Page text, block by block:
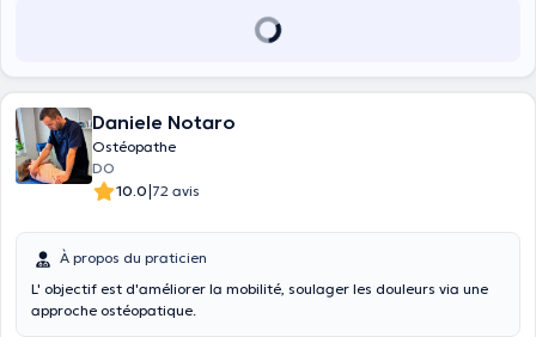
Daniele Notaro
Ostéopathe
DO
10.0|72 avis
À propos du praticien
L' objectif est d'améliorer la mobilité, soulager les douleurs via une
approche ostéopatique.